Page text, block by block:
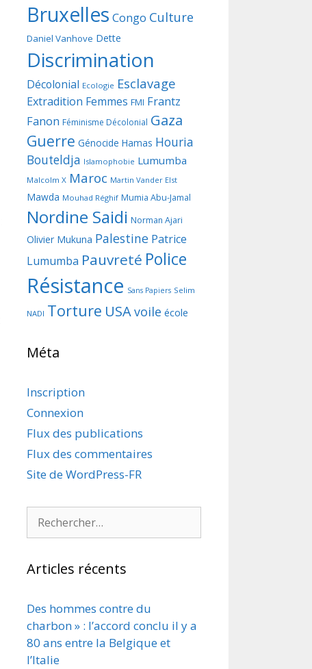
Bruxelles Congo Culture
Daniel Vanhove Dette
Discrimination
Décolonial Ecologie Esclavage
Extradition Femmes FMI Frantz
Fanon Féminisme Décolonial Gaza
Guerre Génocide Hamas Houria
Bouteldja Islamophobie Lumumba
Malcolm X Maroc Martin Vander Elst
Mawda Mouhad Réghif Mumia Abu-Jamal
Nordine Saidi Norman Ajari
Olivier Mukuna Palestine Patrice
Lumumba Pauvreté Police
Résistance Sans Papiers Selim
NADI Torture USAvoile école
Méta
Inscription
Connexion
Flux des publications
Flux des commentaires
Site de WordPress-FR
Rechercher :
Articles récents
Des hommes contre du
charbon » : l’accord conclu il y a
80 ans entre la Belgique et
l’Italie